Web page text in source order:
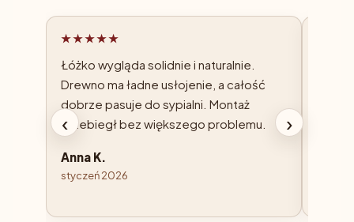
‹
★★★★★
Łóżko wygląda solidnie i naturalnie.
Drewno ma ładne usłojenie, a całość
dobrze pasuje do sypialni. Montaż
przebiegł bez większego problemu.
Anna K.
styczeń 2026
›